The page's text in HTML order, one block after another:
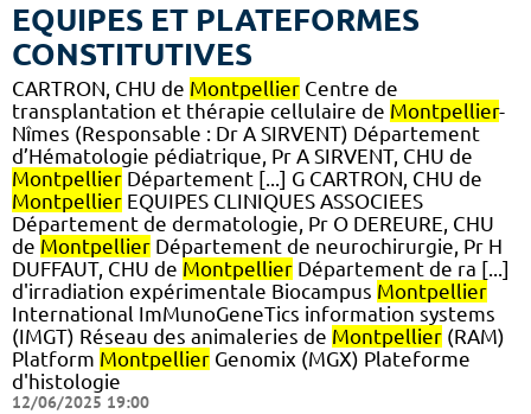
EQUIPES ET PLATEFORMES
CONSTITUTIVES
CARTRON, CHU de Montpellier Centre de
transplantation et thérapie cellulaire de Montpellier-
Nîmes (Responsable : Dr A SIRVENT) Département
d’Hématologie pédiatrique, Pr A SIRVENT, CHU de
Montpellier Département [...] G CARTRON, CHU de
Montpellier EQUIPES CLINIQUES ASSOCIEES
Département de dermatologie, Pr O DEREURE, CHU
de Montpellier Département de neurochirurgie, Pr H
DUFFAUT, CHU de Montpellier Département de ra [...]
d'irradiation expérimentale Biocampus Montpellier
International ImMunoGeneTics information systems
(IMGT) Réseau des animaleries de Montpellier (RAM)
Platform Montpellier Genomix (MGX) Plateforme
d'histologie
12/06/2025 19:00